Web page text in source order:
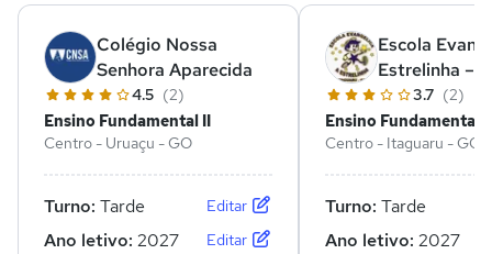
Colégio Nossa
Senhora Aparecida
4.5 (2)
Ensino Fundamental II
Centro - Uruaçu - GO
Turno: Tarde Editar
Ano letivo: 2027 Editar
Escola
Estrelinha –
I
3.7 (2)
Ensino Fundamental II
Centro - Itaguaru - GO
Turno: Tarde
Ano letivo: 2027